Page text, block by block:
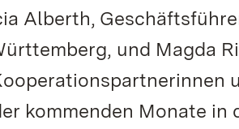
Alberth,
und Magda
kommenden Monate in